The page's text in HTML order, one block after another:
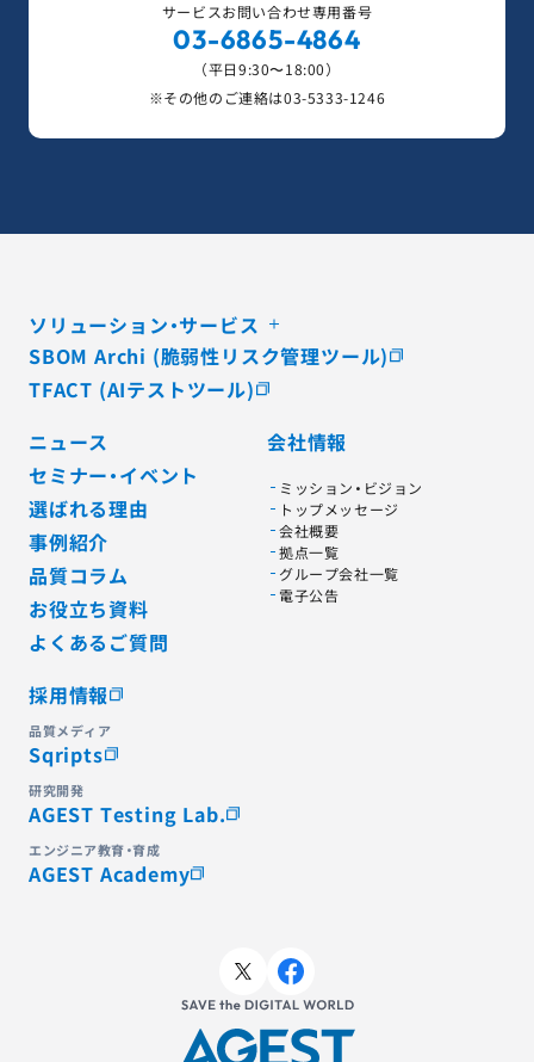
サービスお問い合わせ専用番号
03-6865-4864
（平日9:30〜18:00）
※その他のご連絡は03-5333-1246
ソリューション・サービス
SBOM Archi (脆弱性リスク管理ツール)
TFACT (AIテストツール)
ニュース
セミナー・イベント
選ばれる理由
事例紹介
品質コラム
お役立ち資料
よくあるご質問
会社情報
ミッション・ビジョン
トップメッセージ
会社概要
拠点一覧
グループ会社一覧
電子公告
採用情報
品質メディア
Sqripts
研究開発
AGEST Testing Lab.
エンジニア教育・育成
AGEST Academy